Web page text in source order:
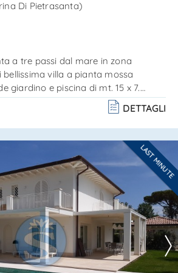
Di Pietrasanta)
a tre passi dal mare in zona
villa a pianta mossa
di mt. 15 x 7.
circonda la casa ed offre
all'aperto anche a bordo
bellissimo patio con cucina
è strutturata su 2 livelli
con accesso al giardino
DETTAGLI
LAST MINUTE
Ti interessa?
Contatta
--------------------
Vedi tutti i dettagli